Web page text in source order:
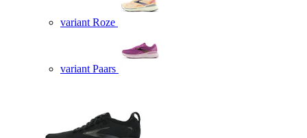
variant Roze
variant Paars